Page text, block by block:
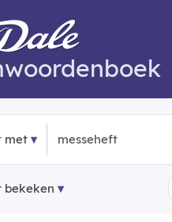
met
bekeken